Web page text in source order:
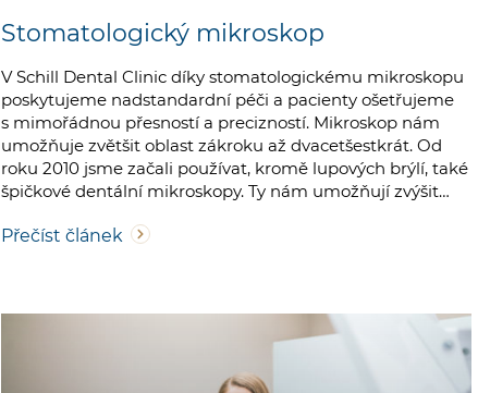
Stomatologický mikroskop
V Schill Dental Clinic díky stomatologickému mikroskopu
poskytujeme nadstandardní péči a pacienty ošetřujeme
s mimořádnou přesností a precizností. Mikroskop nám
umožňuje zvětšit oblast zákroku až dvacetšestkrát. Od
roku 2010 jsme začali používat, kromě lupových brýlí, také
špičkové dentální mikroskopy. Ty nám umožňují zvýšit…
Přečíst článek